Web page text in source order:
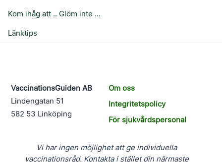
Kom ihåg att .. Glöm inte ...
Länktips
VaccinationsGuiden AB
Lindengatan 51
582 53 Linköping
Om oss
Integritetspolicy
För sjukvårdspersonal
Vi har ingen möjlighet att ge individuella
vaccinationsråd. Kontakta i stället din närmaste